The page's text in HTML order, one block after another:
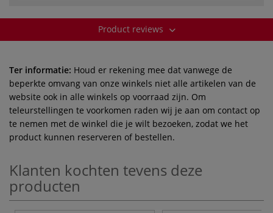
Product reviews
Ter informatie: Houd er rekening mee dat vanwege de
beperkte omvang van onze winkels niet alle artikelen van de
website ook in alle winkels op voorraad zijn. Om
teleurstellingen te voorkomen raden wij je aan om contact op
te nemen met de winkel die je wilt bezoeken, zodat we het
product kunnen reserveren of bestellen.
Klanten kochten tevens deze
producten